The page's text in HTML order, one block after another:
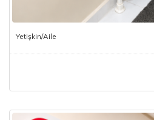
Yetişkin/Aile